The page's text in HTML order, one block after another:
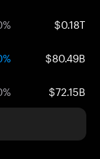
$0.18T
$80.49B
$72.15B